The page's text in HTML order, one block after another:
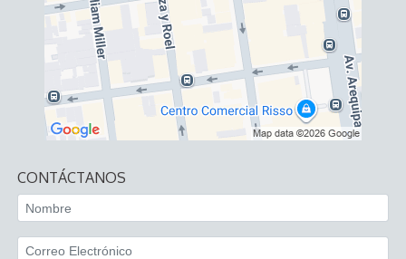
CONTÁCTANOS